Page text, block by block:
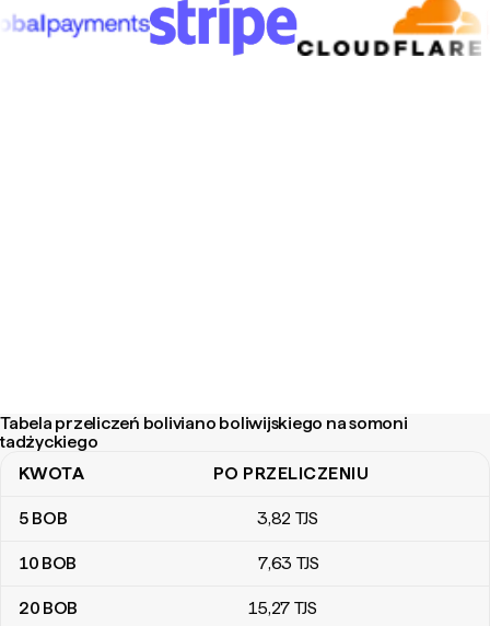
Tabela przeliczeń boliviano boliwijskiego na somoni
tadżyckiego
Tabela przeliczeń boliviano boliwijskiego na somoni tadżyckiego
KWOTA PO PRZELICZENIU
5 BOB 3,82 TJS
10 BOB 7,63 TJS
20 BOB 15,27 TJS